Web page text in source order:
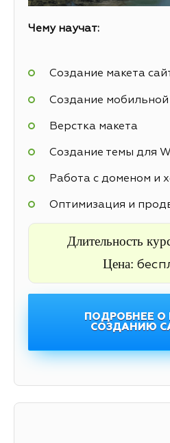
Чему научат:
Создание макета
Создание мобильной
Верстка макета
Создание темы для
Работа с доменом и
Оптимизация и
Длительность
Цена:
ПОДРОБНЕЕ О
СОЗДАНИЮ